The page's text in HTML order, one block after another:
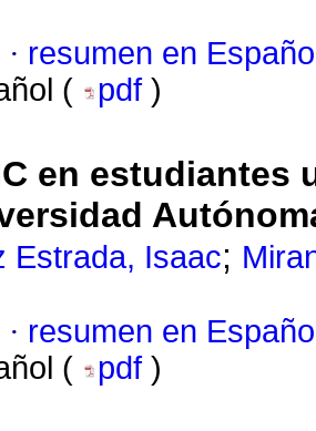
· resumen en
(
pdf )
en estudiantes
Estrada, Isaac;
· resumen en
(
pdf )